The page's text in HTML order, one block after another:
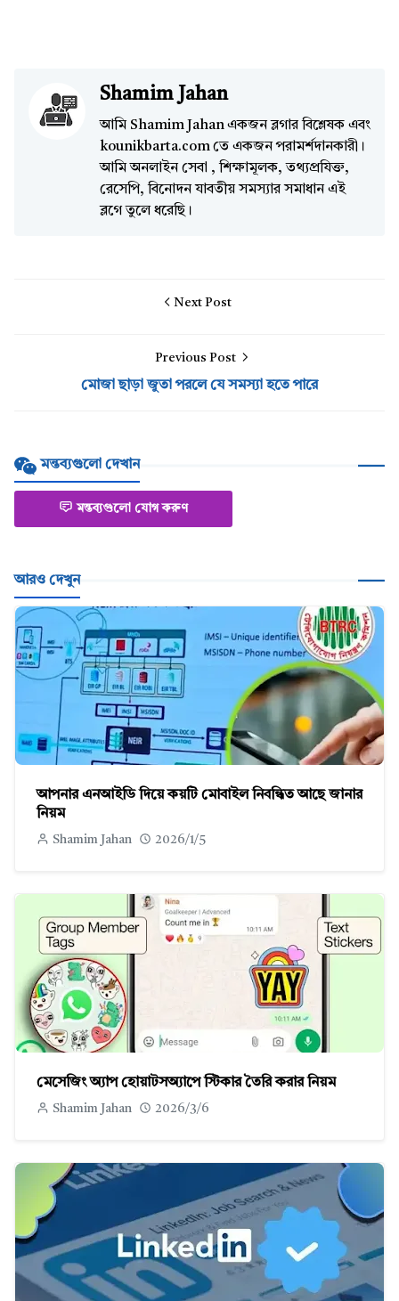
Shamim Jahan
আমি Shamim Jahan একজন ব্লগার বিশ্লেষক এবং
kounikbarta.com তে একজন পরামর্শদানকারী।
আমি অনলাইন সেবা , শিক্ষামূলক, তথ্যপ্রযিক্ত,
রেসেপি, বিনোদন যাবতীয় সমস্যার সমাধান এই
ব্লগে তুলে ধরেছি।
Next Post
Previous Post
মোজা ছাড়া জুতা পরলে যে সমস্যা হতে পারে
মন্তব্যগুলো দেখান
মন্তব্যগুলো যোগ করুণ
আরও দেখুন
আপনার এনআইডি দিয়ে কয়টি মোবাইল নিবন্ধিত আছে জানার
নিয়ম
Shamim Jahan 2026/1/5
মেসেজিং অ্যাপ হোয়াটসঅ্যাপে স্টিকার তৈরি করার নিয়ম
Shamim Jahan 2026/3/6